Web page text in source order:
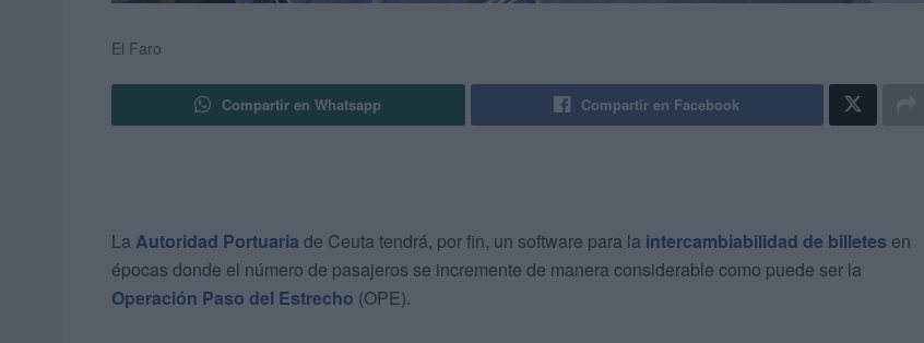
El Faro
Compartir en Whatsapp Compartir en Facebook
La Autoridad Portuaria de Ceuta tendrá, por fin, un software para la intercambiabilidad de billetes en
épocas donde el número de pasajeros se incremente de manera considerable como puede ser la
Operación Paso del Estrecho (OPE).